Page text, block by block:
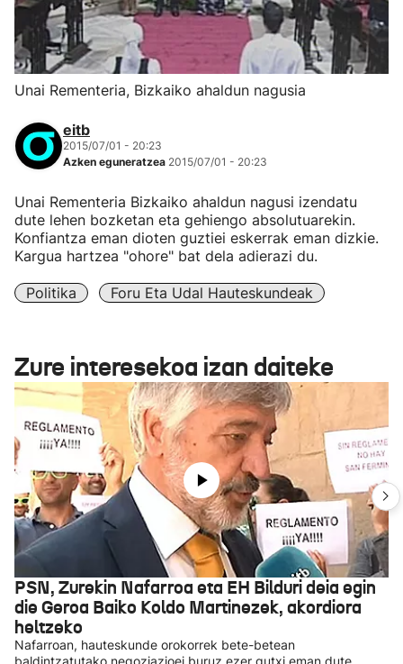
Unai Rementeria, Bizkaiko ahaldun nagusia
eitb
2015/07/01 - 20:23
Azken eguneratzea 2015/07/01 - 20:23
Unai Rementeria Bizkaiko ahaldun nagusi izendatu
dute lehen bozketan eta gehiengo absolutuarekin.
Konfiantza eman dioten guztiei eskerrak eman dizkie.
Kargua hartzea "ohore" bat dela adierazi du.
Politika Foru Eta Udal Hauteskundeak
Zure interesekoa izan daiteke
PSN, Zurekin Nafarroa eta EH Bilduri deia egin
die Geroa Baiko Koldo Martinezek, akordiora
heltzeko
Nafarroan, hauteskunde orokorrek bete-betean
baldintzatutako negoziazioei buruz ezer gutxi eman dute